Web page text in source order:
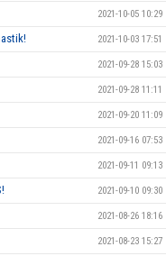
2021-10-05 10:29
2021-10-03 17:51
2021-09-28 15:03
2021-09-28 11:11
2021-09-20 11:09
2021-09-16 07:53
2021-09-11 09:13
2021-09-10 09:30
2021-08-26 18:16
2021-08-23 15:27